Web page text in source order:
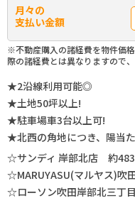
月々の
支払い金額
※不動産購入の諸経費を物件価
際の諸経費とは異なりますので
★2沿線利用可能◎
★土地50坪以上!
★駐車場車3台以上可!
★北西の角地につき、陽当
☆サンディ 岸部北店 約
☆MARUYASU(マルヤス)
☆ローソン吹田岸部北三丁